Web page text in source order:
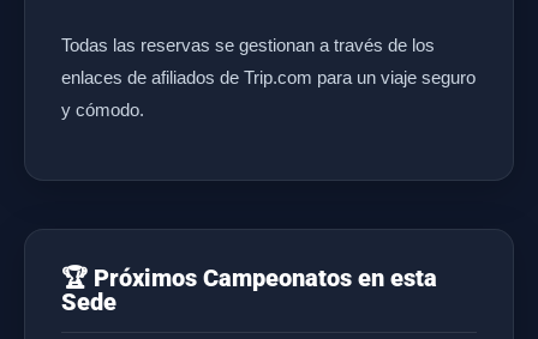
Todas las reservas se gestionan a través de los
enlaces de afiliados de Trip.com para un viaje seguro
y cómodo.
🏆 Próximos Campeonatos en esta
Sede